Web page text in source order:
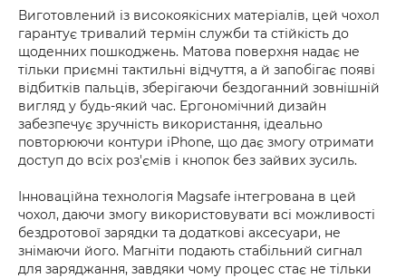
Виготовлений із високоякісних матеріалів, цей чохол
гарантує тривалий термін служби та стійкість до
щоденних пошкоджень. Матова поверхня надає не
тільки приємні тактильні відчуття, а й запобігає появі
відбитків пальців, зберігаючи бездоганний зовнішній
вигляд у будь-який час. Ергономічний дизайн
забезпечує зручність використання, ідеально
повторюючи контури iPhone, що дає змогу отримати
доступ до всіх роз'ємів і кнопок без зайвих зусиль.
Інноваційна технологія Magsafe інтегрована в цей
чохол, даючи змогу використовувати всі можливості
бездротової зарядки та додаткові аксесуари, не
знімаючи його. Магніти подають стабільний сигнал
для заряджання, завдяки чому процес стає не тільки